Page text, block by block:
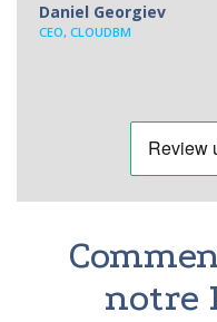
Daniel Georgiev
CEO, CLOUDBM
notre